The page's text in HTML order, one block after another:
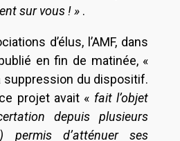
sur vous ! » .
d’élus, l’AMF, dans
en fin de matinée, «
suppression du dispositif.
projet avait « fait l’objet
depuis plusieurs
permis d’atténuer ses